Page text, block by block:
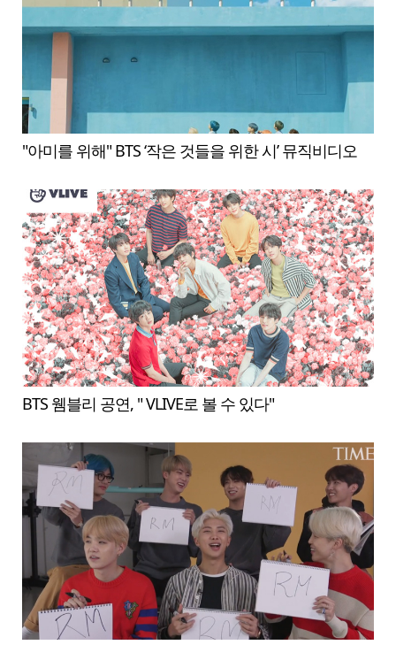
"아미를 위해" BTS ‘작은 것들을 위한 시’ 뮤직비디오
BTS 웸블리 공연, " VLIVE로 볼 수 있다"